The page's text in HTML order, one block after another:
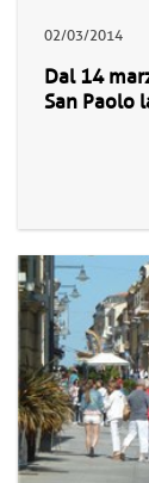
02/03/2014
Dal 14
San Paolo